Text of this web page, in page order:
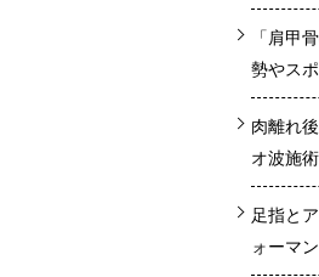
「肩甲
勢やス
肉離れ
オ波施
足指と
ォーマ